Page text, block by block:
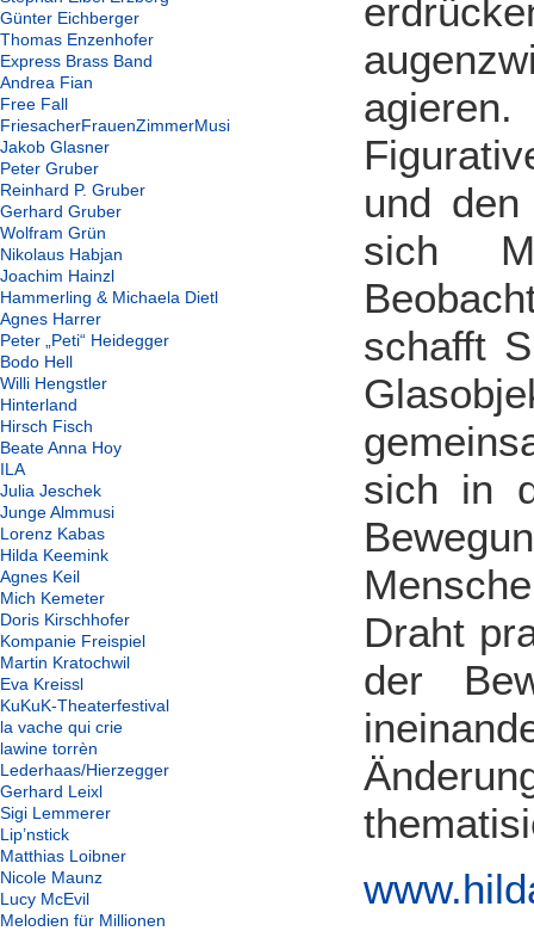
Günter Eichberger
Thomas Enzenhofer
Express Brass Band
Andrea Fian
Free Fall
FriesacherFrauenZimmerMusi
Jakob Glasner
Peter Gruber
Reinhard P. Gruber
Gerhard Gruber
Wolfram Grün
Nikolaus Habjan
Joachim Hainzl
Hammerling & Michaela Dietl
Agnes Harrer
Peter „Peti“ Heidegger
Bodo Hell
Willi Hengstler
Hinterland
Hirsch Fisch
Beate Anna Hoy
ILA
Julia Jeschek
Junge Almmusi
Lorenz Kabas
Hilda Keemink
Agnes Keil
Mich Kemeter
Doris Kirschhofer
Kompanie Freispiel
Martin Kratochwil
Eva Kreissl
KuKuK-Theaterfestival
la vache qui crie
lawine torrèn
Lederhaas/Hierzegger
Gerhard Leixl
Sigi Lemmerer
Lip’nstick
Matthias Loibner
Nicole Maunz
Lucy McEvil
Melodien für Millionen
und
sich
schafft
sich in
Draht
der